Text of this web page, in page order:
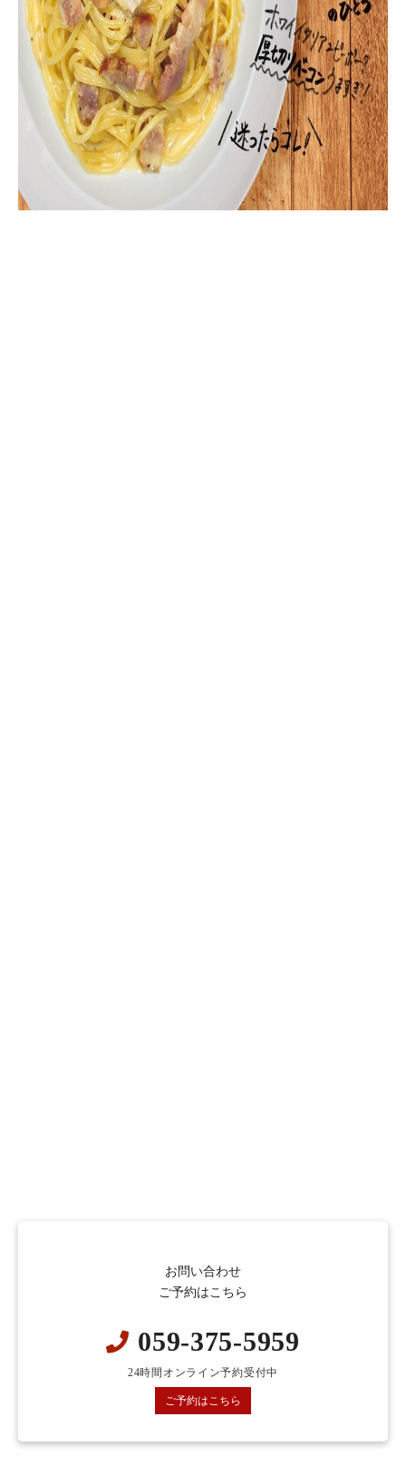
お問い合わせ
ご予約はこちら
059-375-5959
24時間オンライン予約受付中
ご予約はこちら